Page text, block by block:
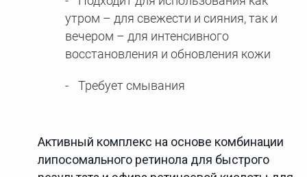
утром – для свежести и сияния, так и
вечером – для интенсивного
восстановления и обновления кожи
Требует смывания
Активный комплекс на основе комбинации
липосомального ретинола для быстрого